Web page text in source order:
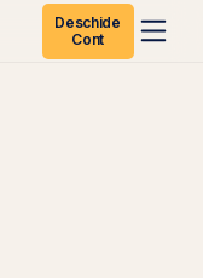
Deschide
Cont